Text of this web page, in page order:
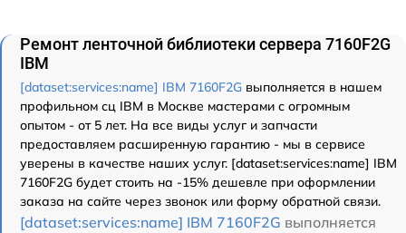
Ремонт ленточной библиотеки сервера 7160F2G
IBM
[dataset:services:name] IBM 7160F2G выполняется в нашем
профильном сц IBM в Москве мастерами с огромным
опытом - от 5 лет. На все виды услуг и запчасти
предоставляем расширенную гарантию - мы в сервисе
уверены в качестве наших услуг. [dataset:services:name] IBM
7160F2G будет стоить на -15% дешевле при оформлении
заказа на сайте через звонок или форму обратной связи.
[dataset:services:name] IBM 7160F2G выполняется